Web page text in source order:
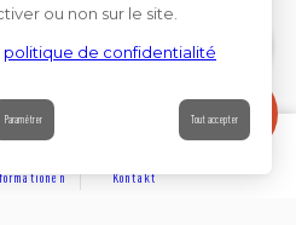
Contact
ou non sur le site.
politique de confidentialité
Paramétrer Tout accepter
Kontakt